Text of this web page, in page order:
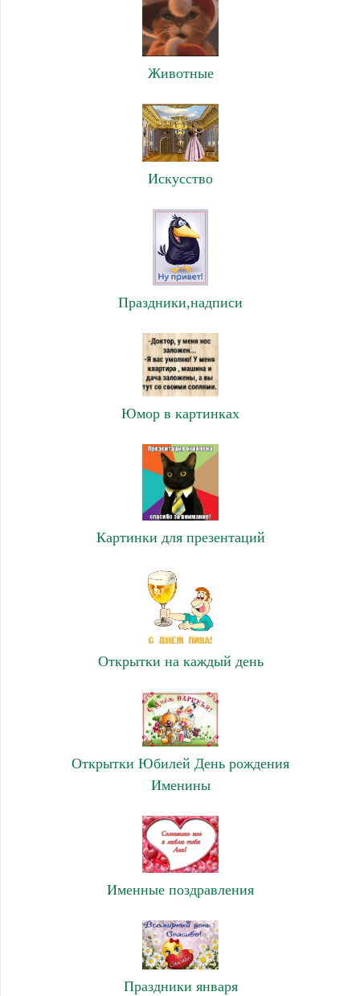
Животные
Искусство
Праздники,надписи
Юмор в картинках
Картинки для презентаций
Открытки на каждый день
Открытки Юбилей День рождения
Именины
Именные поздравления
Праздники января